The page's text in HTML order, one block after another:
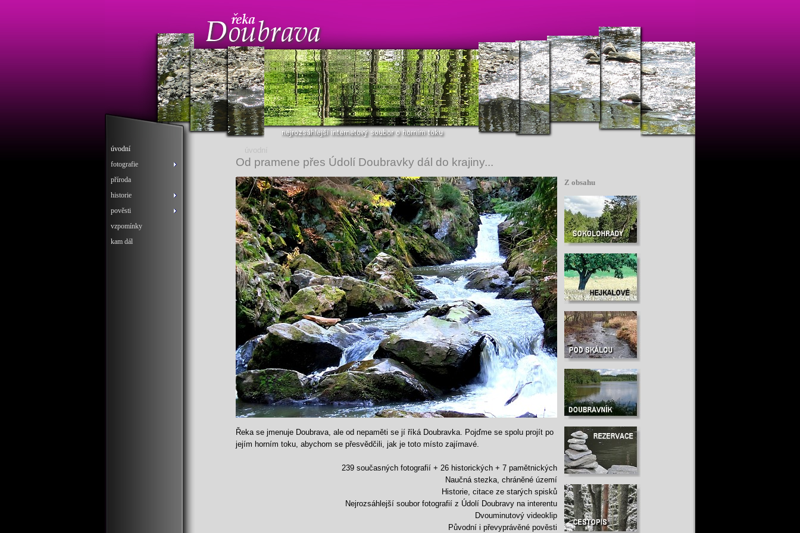
úvodní
fotografie
příroda
historie
pověsti
vzpomínky
kam dál
úvodní
Od pramene přes Údolí Doubravky dál do krajiny...
Z obsahu
Řeka se jmenuje Doubrava, ale od nepaměti se jí říká Doubravka. Pojďme se spolu projít po
jejím horním toku, abychom se přesvědčili, jak je toto místo zajímavé.
239 současných fotografií + 26 historických + 7 pamětnických
Naučná stezka, chráněné území
Historie, citace ze starých spisků
Nejrozsáhlejší soubor fotografií z Údolí Doubravy na interentu
Dvouminutový videoklip
Původní i převyprávěné pověsti